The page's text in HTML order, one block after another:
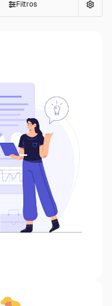
Filtros